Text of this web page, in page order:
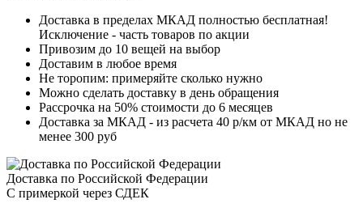
Доставка в пределах МКАД полностью бесплатная!
Исключение - часть товаров по акции
Привозим до 10 вещей на выбор
Доставим в любое время
Не торопим: примеряйте сколько нужно
Можно сделать доставку в день обращения
Рассрочка на 50% стоимости до 6 месяцев
Доставка за МКАД - из расчета 40 р/км от МКАД но не
менее 300 руб
Доставка по Российской Федерации
С примеркой через СДЕК